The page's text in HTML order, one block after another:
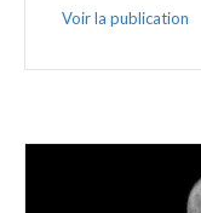
Voir la publication